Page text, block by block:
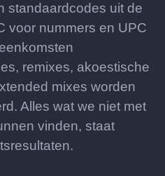
standaardcodes uit de
voor nummers en UPC
remixes, akoestische
mixes worden
Alles wat we niet met
vinden, staat